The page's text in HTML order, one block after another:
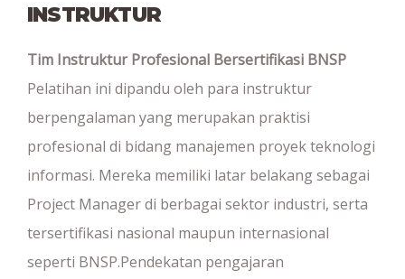
INSTRUKTUR
Tim Instruktur Profesional Bersertifikasi BNSP
Pelatihan ini dipandu oleh para instruktur
berpengalaman yang merupakan praktisi
profesional di bidang manajemen proyek teknologi
informasi. Mereka memiliki latar belakang sebagai
Project Manager di berbagai sektor industri, serta
tersertifikasi nasional maupun internasional
seperti BNSP.Pendekatan pengajaran